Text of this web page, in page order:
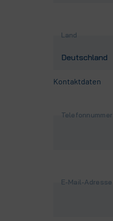
Land
Kontaktdaten
Pflichtfeld
Telefonnummer
Pflichtfeld
E-Mail-Adresse